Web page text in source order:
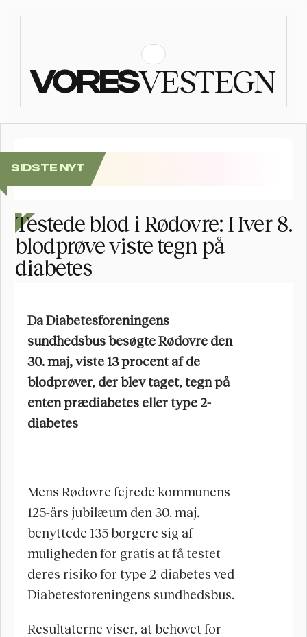
VORESVESTEGN
SIDSTE NYT
Se billederne: Folkefest, da Postnord Rundt sluttede i
Testede blod i Rødovre: Hver 8.
blodprøve viste tegn på
diabetes
Da Diabetesforeningens
sundhedsbus besøgte Rødovre den
30. maj, viste 13 procent af de
blodprøver, der blev taget, tegn på
enten prædiabetes eller type 2-
diabetes
Mens Rødovre fejrede kommunens
125-års jubilæum den 30. maj,
benyttede 135 borgere sig af
muligheden for gratis at få testet
deres risiko for type 2-diabetes ved
Diabetesforeningens sundhedsbus.
Resultaterne viser, at behovet for